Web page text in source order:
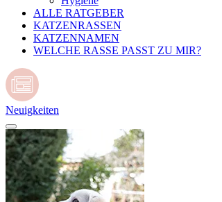
ALLE RATGEBER
KATZENRASSEN
KATZENNAMEN
WELCHE RASSE PASST ZU MIR?
Neuigkeiten